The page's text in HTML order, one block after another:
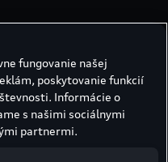
fungovanie našej
poskytovanie funkcií
Informácie o
s našimi sociálnymi
partnermi.